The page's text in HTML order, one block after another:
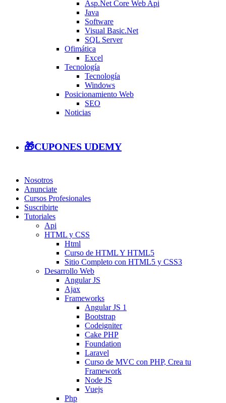
Asp.Net Core Web Api
Java
Software
Visual Basic.Net
SQL Server
Ofimática
Excel
Tecnología
Tecnología
Windows
Posicionamiento Web
SEO
Noticias
🎁CUPONES UDEMY
Nosotros
Anunciate
Cursos Profesionales
Suscribirte
Tutoriales
Api
HTML y CSS
Html
Curso de HTML Y HTML5
Sitio Completo con HTML5 y CSS3
Desarrollo Web
Angular JS
Ajax
Frameworks
Angular JS 1
Bootstrap
Codeigniter
Cake PHP
Foundation
Laravel
Curso de MVC con PHP, Crea tu
Framework
Node JS
Vuejs
Php